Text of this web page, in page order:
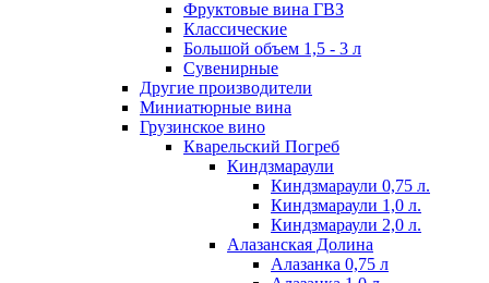
Фруктовые вина ГВЗ
Классические
Большой объем 1,5 - 3 л
Сувенирные
Другие производители
Миниатюрные вина
Грузинское вино
Кварельский Погреб
Киндзмараули
Киндзмараули 0,75 л.
Киндзмараули 1,0 л.
Киндзмараули 2,0 л.
Алазанская Долина
Алазанка 0,75 л